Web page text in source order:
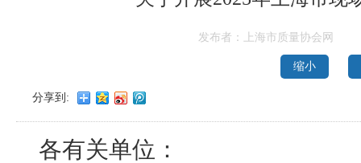
发布者：上海市质量协会网
缩小
分享到:
各有关单位：